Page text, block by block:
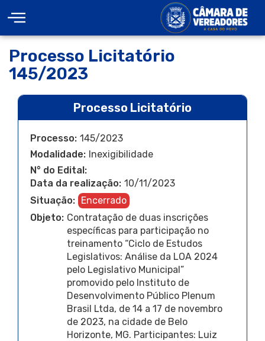
Processo Licitatório
145/2023
Processo Licitatório
Processo: 145/2023
Modalidade: Inexigibilidade
N° do Edital:
Data da realização: 10/11/2023
Situação: Encerrado
Objeto: Contratação de duas inscrições
específicas para participação no
treinamento “Ciclo de Estudos
Legislativos: Análise da LOA 2024
pelo Legislativo Municipal”
promovido pelo Instituto de
Desenvolvimento Público Plenum
Brasil Ltda, de 14 a 17 de novembro
de 2023, na cidade de Belo
Horizonte, MG. Participantes: Luiz